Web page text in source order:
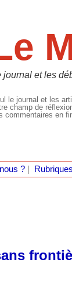
journal et les
le journal et les
champ de
commentaires en
?| Rubriques